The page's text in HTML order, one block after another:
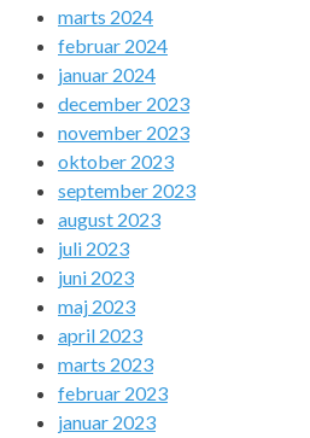
marts 2024
februar 2024
januar 2024
december 2023
november 2023
oktober 2023
september 2023
august 2023
juli 2023
juni 2023
maj 2023
april 2023
marts 2023
februar 2023
januar 2023